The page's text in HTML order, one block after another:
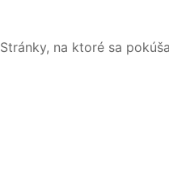
Stránky, na ktoré sa